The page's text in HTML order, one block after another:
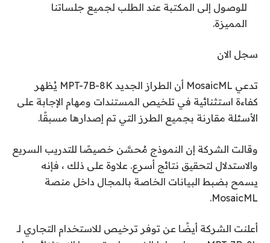
للوصول إلى المكتبة عند الطلب لجميع جلساتنا
المميزة.
سجل الان
تدعي MosaicML أن الطراز الجديد MPT-7B-8K يُظهر
كفاءة استثنائية في تلخيص المستندات ومهام الإجابة على
الأسئلة مقارنة بجميع الطرز التي تم إصدارها مسبقًا.
وقالت الشركة إن النموذج مُحسَّن خصيصًا للتدريب السريع
والاستدلال لتحقيق نتائج أسرع. علاوة على ذلك ، فإنه
يسمح بضبط البيانات الخاصة بالمجال داخل منصة
MosaicML.
أعلنت الشركة أيضًا عن توفر ترخيص للاستخدام التجاري لـ